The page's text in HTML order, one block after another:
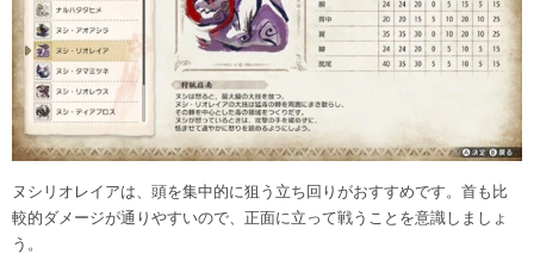
ヌシリオレイアは、頭を集中的に狙う立ち回りがおすすめです。首も比
較的ダメージが通りやすいので、正面に立って戦うことを意識しましょ
う。